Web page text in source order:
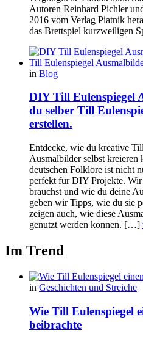
Autoren Reinhard Pichler
2016 vom Verlag Piatnik
das Brettspiel kurzweiligen
in Blog
DIY Till Eulenspiegel
du selber Till
erstellen.
Entdecke, wie du kreative
Ausmalbilder selbst kreieren
deutschen Folklore ist nicht
perfekt für DIY Projekte.
brauchst und wie du deine
geben wir Tipps, wie du sie
zeigen auch, wie diese
genutzt werden können. […]
Im Trend
in Geschichten und Streiche
Wie Till Eulenspiegel
beibrachte